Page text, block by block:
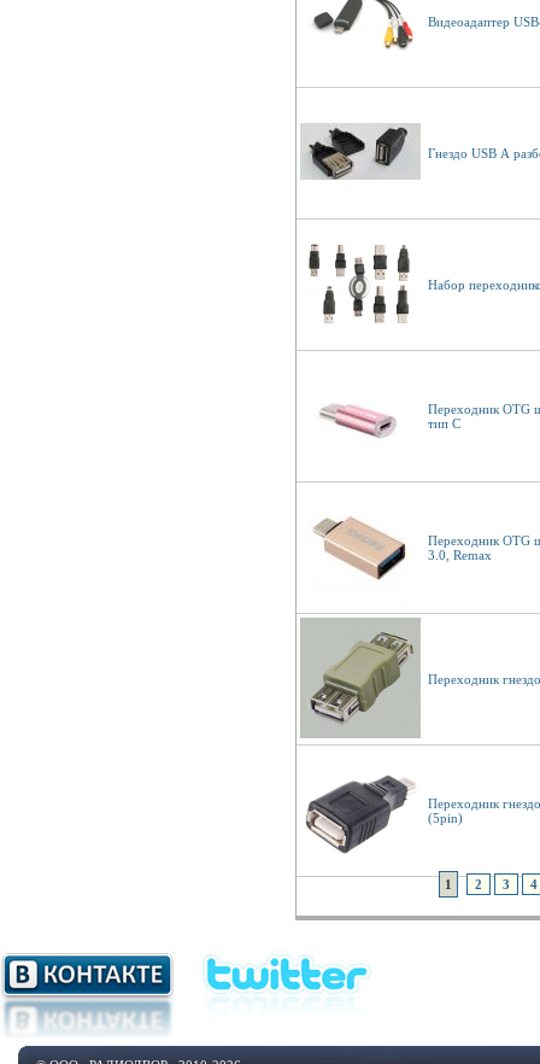
Видеоадаптер
Гнездо USB А
Набор
Переходник OTG
тип C
Переходник OTG
3.0, Remax
Переходник
Переходник
(5pin)
1 2 3 4